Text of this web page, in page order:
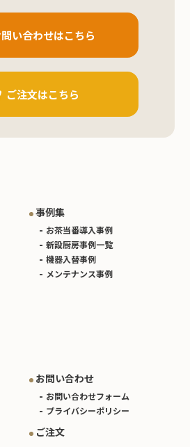
い合わせはこちら
ご注文はこちら
事例集
お茶当番導入事例
新設厨房事例一覧
機器入替事例
メンテナンス事例
お問い合わせ
お問い合わせフォーム
プライバシーポリシー
ご注文